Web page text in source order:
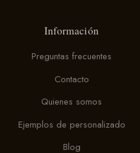
Información
Preguntas frecuentes
Contacto
Quienes somos
Ejemplos de personalizado
Blog